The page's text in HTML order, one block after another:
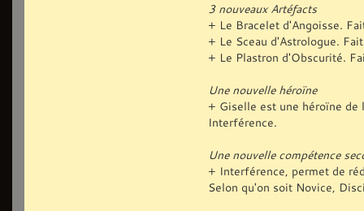
3 nouveaux Artéfacts
+ Le Bracelet d'Angoisse.
+ Le Sceau d'Astrologue.
+ Le Plastron d'Obscurité.
Une nouvelle héroïne
+ Giselle est une héroïne de
Interférence.
Une nouvelle compétence
+ Interférence, permet de
Selon qu'on soit Novice,